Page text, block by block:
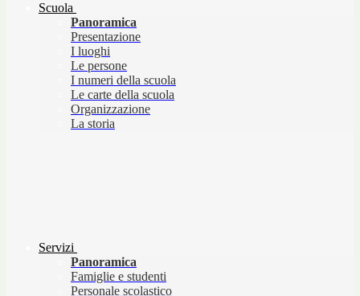
Scuola
Panoramica
Presentazione
I luoghi
Le persone
I numeri della scuola
Le carte della scuola
Organizzazione
La storia
Servizi
Panoramica
Famiglie e studenti
Personale scolastico